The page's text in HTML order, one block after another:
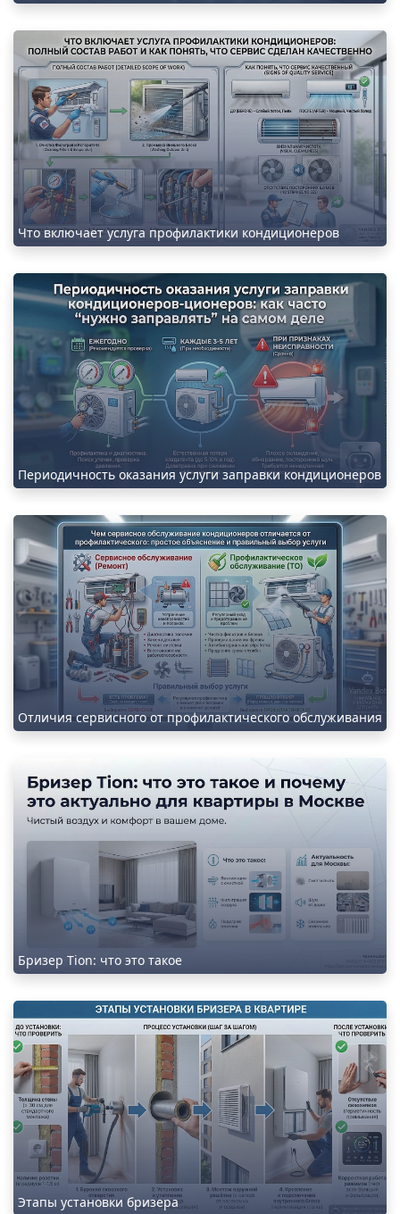
Что включает услуга профилактики кондиционеров
Периодичность оказания услуги заправки кондиционеров
Отличия сервисного от профилактического обслуживания
Бризер Tion: что это такое
Этапы установки бризера